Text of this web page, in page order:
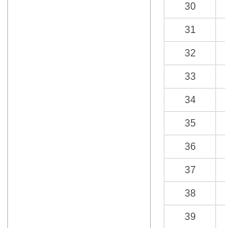
30
31
32
33
34
35
36
37
38
39